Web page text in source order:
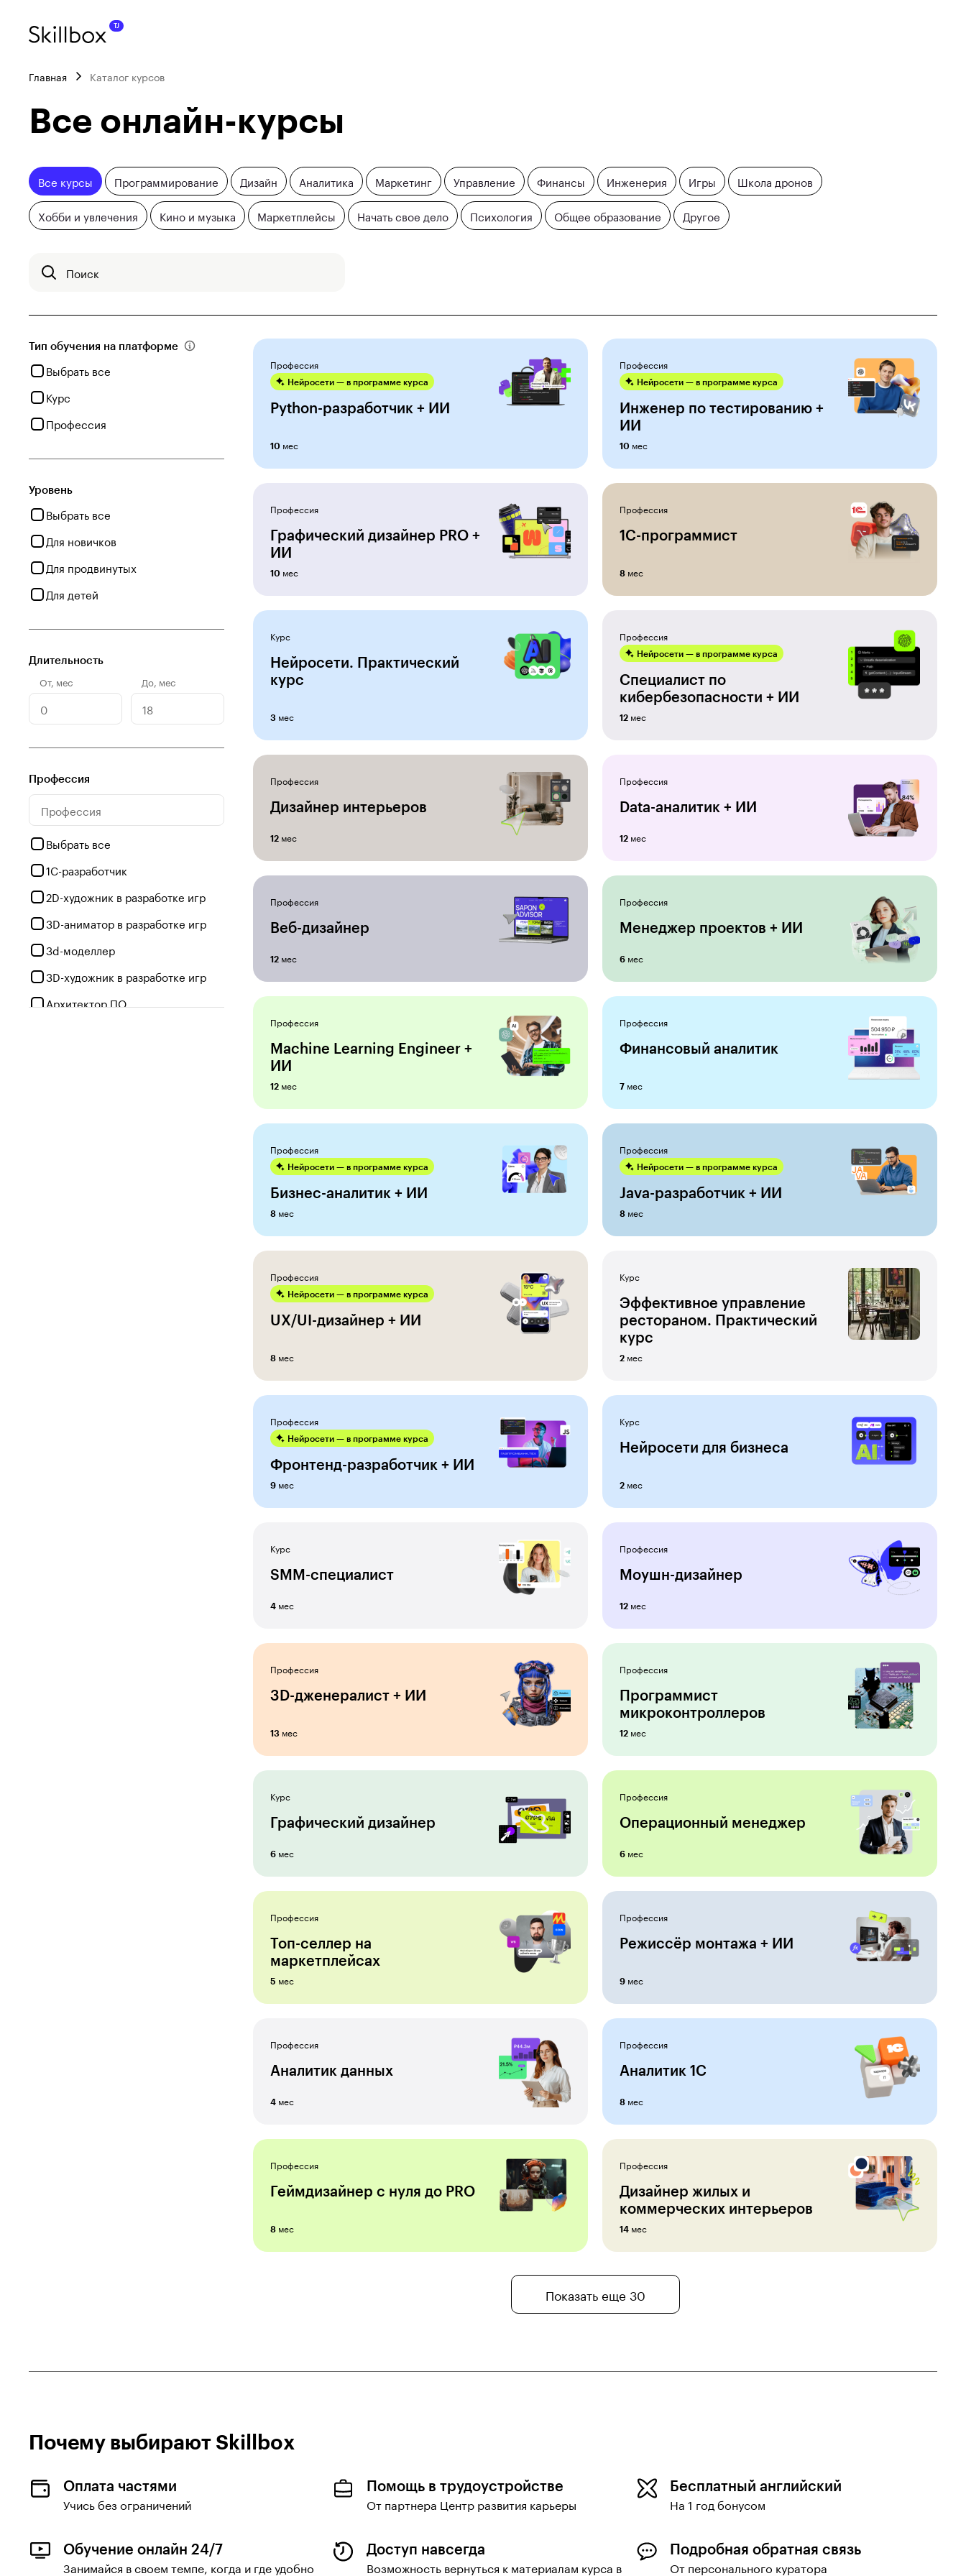
Главная Каталог курсов
Все онлайн-курсы
Все курсы Программирование Дизайн Аналитика Маркетинг Управление Финансы Инженерия Игры
Школа дронов
Хобби и увлечения
Кино и музыка Маркетплейсы Начать свое дело Психология Общее образование Другое
Поиск
Тип обучения на платформе
Выбрать все
Курс
Профессия
Уровень
Выбрать все
Для новичков
Для продвинутых
Для детей
Длительность
От, мес До, мес
Профессия
Выбрать все
1С-разработчик
2D-художник в разработке игр
3D-аниматор в разработке игр
3d-моделлер
3D-художник в разработке игр
Архитектор ПО
Таргетолог
Управляющий
Финансовый менеджер
Профессия
Нейросети — в программе курса
Python-разработчик + ИИ
10 мес
Профессия
Нейросети — в программе курса
Инженер по тестированию +
ИИ
10 мес
Профессия
Графический дизайнер PRO +
ИИ
10 мес
Профессия
1С-программист
8 мес
Курс
Нейросети. Практический
курс
3 мес
Профессия
Нейросети — в программе курса
Специалист по
кибербезопас­но­сти + ИИ
12 мес
Профессия
Дизайнер интерьеров
12 мес
Профессия
Data-аналитик + ИИ
12 мес
Профессия
Веб-дизайнер
12 мес
Профессия
Менеджер проектов + ИИ
6 мес
Профессия
Machine Learning Engineer +
ИИ
12 мес
Профессия
Финансовый аналитик
7 мес
Профессия
Нейросети — в программе курса
Бизнес-аналитик + ИИ
8 мес
Профессия
Нейросети — в программе курса
Java-разработчик + ИИ
8 мес
Профессия
Нейросети — в программе курса
UX/UI-дизайнер + ИИ
8 мес
Курс
Эффективное управление
рестораном. Практический
курс
2 мес
Профессия
Нейросети — в программе курса
Фронтенд-разработчик + ИИ
9 мес
Курс
Нейросети для бизнеса
2 мес
Курс
SMM-специалист
4 мес
Профессия
Моушн-дизайнер
12 мес
Профессия
3D-дженералист + ИИ
13 мес
Профессия
Программист
микроконтролле­ров
12 мес
Курс
Графический дизайнер
6 мес
Профессия
Операционный менеджер
6 мес
Профессия
Топ-селлер на
маркетплейсах
5 мес
Профессия
Режиссёр монтажа + ИИ
9 мес
Профессия
Аналитик данных
4 мес
Профессия
Аналитик 1С
8 мес
Профессия
Геймдизайнер с нуля до PRO
8 мес
Профессия
Дизайнер жилых и
коммерческих интерьеров
14 мес
Показать еще 30
Почему выбирают Skillboх
Оплата частями
Учись без ограничений
Помощь в трудоустройстве
От партнера Центр развития карьеры
Бесплатный английский
На 1 год бонусом
Обучение онлайн 24/7
Занимайся в своем темпе, когда и где удобно
Доступ навсегда
Возможность вернуться к материалам курса в
Подробная обратная связь
От персонального куратора